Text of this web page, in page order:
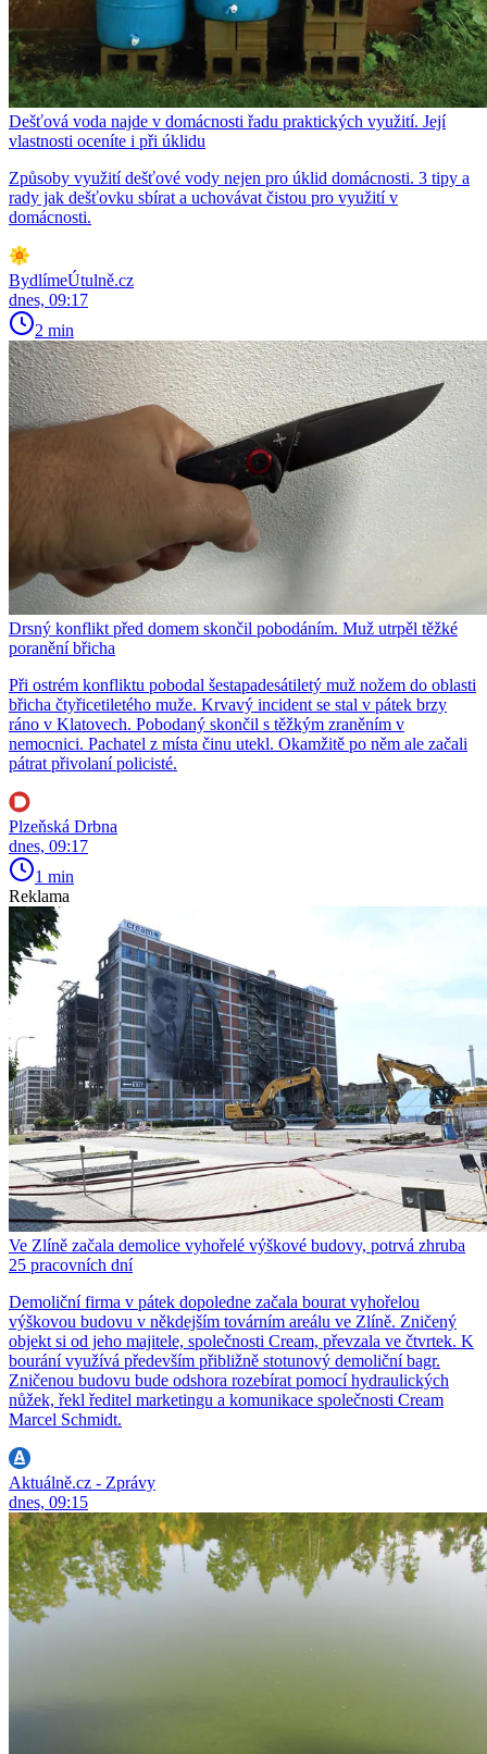
Dešťová voda najde v domácnosti řadu praktických využití. Její
vlastnosti oceníte i při úklidu
Způsoby využití dešťové vody nejen pro úklid domácnosti. 3 tipy a
rady jak dešťovku sbírat a uchovávat čistou pro využití v
domácnosti.
BydlímeÚtulně.cz
dnes, 09:17
2 min
Drsný konflikt před domem skončil pobodáním. Muž utrpěl těžké
poranění břicha
Při ostrém konfliktu pobodal šestapadesátiletý muž nožem do oblasti
břicha čtyřicetiletého muže. Krvavý incident se stal v pátek brzy
ráno v Klatovech. Pobodaný skončil s těžkým zraněním v
nemocnici. Pachatel z místa činu utekl. Okamžitě po něm ale začali
pátrat přivolaní policisté.
Plzeňská Drbna
dnes, 09:17
1 min
Reklama
Ve Zlíně začala demolice vyhořelé výškové budovy, potrvá zhruba
25 pracovních dní
Demoliční firma v pátek dopoledne začala bourat vyhořelou
výškovou budovu v někdejším továrním areálu ve Zlíně. Zničený
objekt si od jeho majitele, společnosti Cream, převzala ve čtvrtek. K
bourání využívá především přibližně stotunový demoliční bagr.
Zničenou budovu bude odshora rozebírat pomocí hydraulických
nůžek, řekl ředitel marketingu a komunikace společnosti Cream
Marcel Schmidt.
Aktuálně.cz - Zprávy
dnes, 09:15